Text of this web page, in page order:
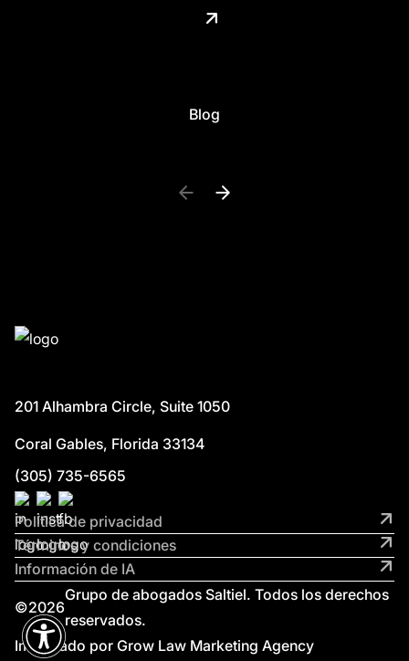
Blog
201 Alhambra Circle, Suite 1050
Coral Gables, Florida 33134
(305) 735-6565
Política de privacidad
Términos y condiciones
Información de IA
©2026
Grupo de abogados Saltiel. Todos los derechos
reservados.
Impulsado por Grow Law Marketing Agency